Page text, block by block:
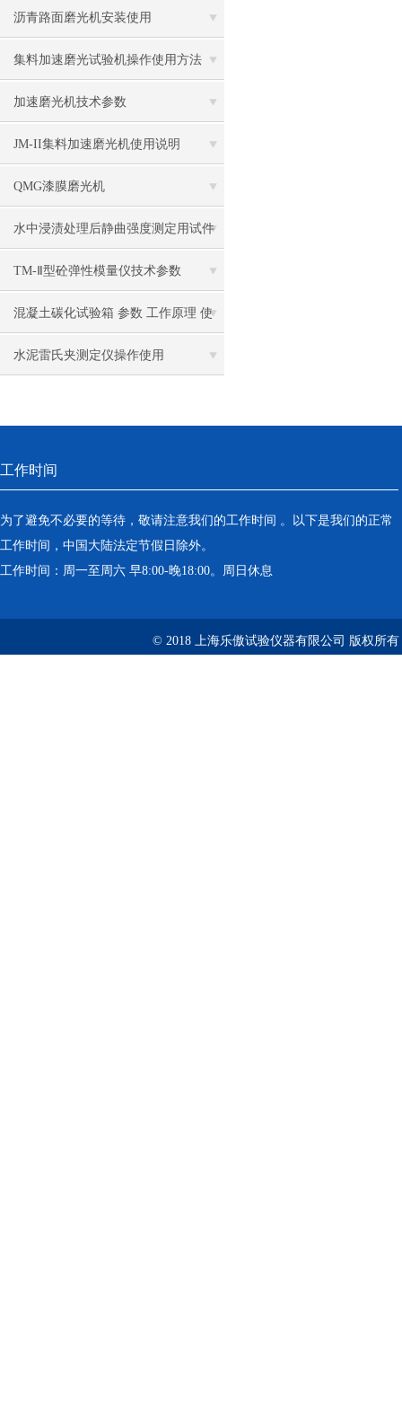
沥青路面磨光机安装使用
集料加速磨光试验机操作使用方法
加速磨光机技术参数
JM-II集料加速磨光机使用说明
QMG漆膜磨光机
水中浸渍处理后静曲强度测定用试件
支架测试标准
TM-Ⅱ型砼弹性模量仪技术参数
混凝土碳化试验箱 参数 工作原理 使
用方法
水泥雷氏夹测定仪操作使用
工作时间
为了避免不必要的等待，敬请注意我们的工作时间 。以下是我们的正常
工作时间，中国大陆法定节假日除外。
工作时间：周一至周六 早8:00-晚18:00。周日休息
© 2018 上海乐傲试验仪器有限公司 版权所